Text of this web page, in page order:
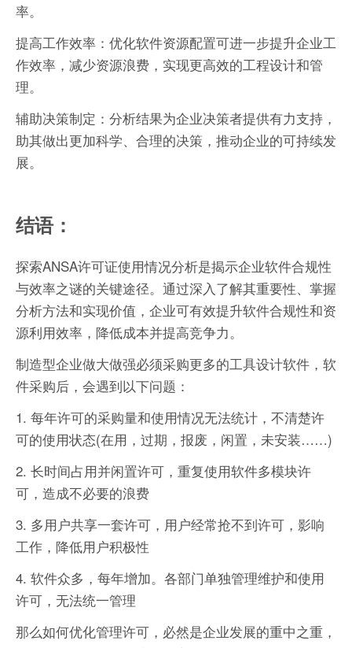
率。
提高工作效率：优化软件资源配置可进一步提升企业工
作效率，减少资源浪费，实现更高效的工程设计和管
理。
辅助决策制定：分析结果为企业决策者提供有力支持，
助其做出更加科学、合理的决策，推动企业的可持续发
展。
结语：
探索ANSA许可证使用情况分析是揭示企业软件合规性
与效率之谜的关键途径。通过深入了解其重要性、掌握
分析方法和实现价值，企业可有效提升软件合规性和资
源利用效率，降低成本并提高竞争力。
制造型企业做大做强必须采购更多的工具设计软件，软
件采购后，会遇到以下问题：
1. 每年许可的采购量和使用情况无法统计，不清楚许
可的使用状态(在用，过期，报废，闲置，未安装……)
2. 长时间占用并闲置许可，重复使用软件多模块许
可，造成不必要的浪费
3. 多用户共享一套许可，用户经常抢不到许可，影响
工作，降低用户积极性
4. 软件众多，每年增加。各部门单独管理维护和使用
许可，无法统一管理
那么如何优化管理许可，必然是企业发展的重中之重，